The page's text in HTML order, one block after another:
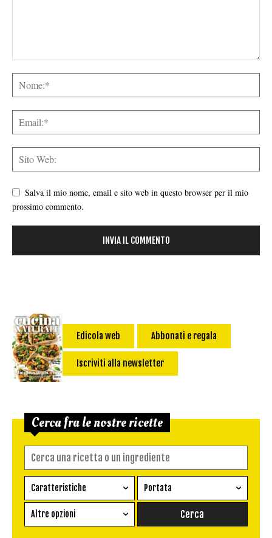
Salva il mio nome, email e sito web in questo browser per il mio
prossimo commento.
Edicola web Abbonati e regala
Iscriviti alla newsletter
Cerca fra le nostre ricette
Caratteristiche
Ricetta vegetariana
Senza glutine
Portata
Conserva
Altre opzioni